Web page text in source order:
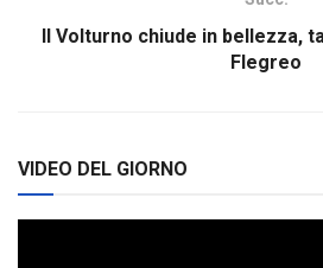
Il Volturno chiude in bellezza,
Flegreo
VIDEO DEL GIORNO